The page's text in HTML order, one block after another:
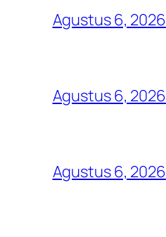
Agustus 6, 2026
Agustus 6, 2026
Agustus 6, 2026